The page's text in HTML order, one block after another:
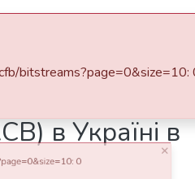
в Україні в
0